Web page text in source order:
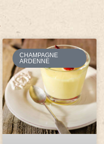
CHAMPAGNE
ARDENNE